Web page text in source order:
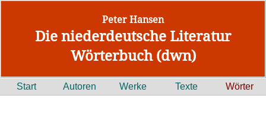
Peter Hansen
Die niederdeutsche Literatur
Wörterbuch (dwn)
Start Autoren Werke Texte Wörter